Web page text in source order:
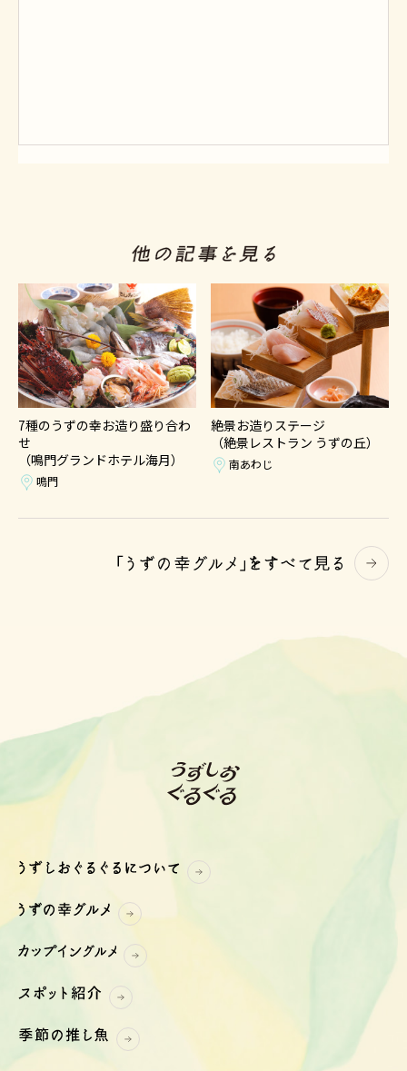
7種のうずの幸お造り盛り合わ
せ
（鳴門グランドホテル海月）
鳴門
絶景お造りステージ
（絶景レストラン うずの丘）
南あわじ